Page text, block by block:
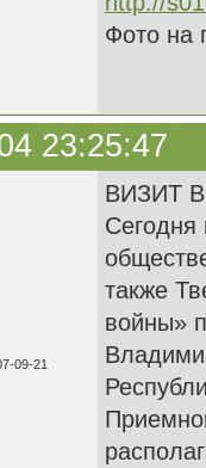
Фото на
23:25:47
09-21
ВИЗИТ
Сегодня
также
войны»